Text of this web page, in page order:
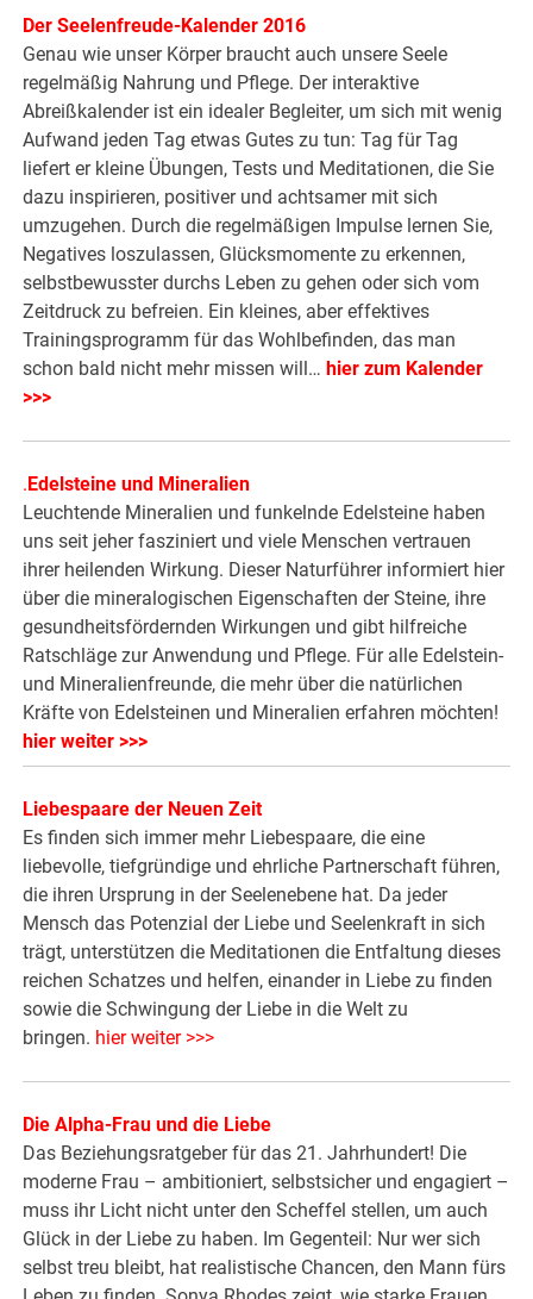
Der Seelenfreude-Kalender 2016
Genau wie unser Körper braucht auch unsere Seele
regelmäßig Nahrung und Pflege. Der interaktive
Abreißkalender ist ein idealer Begleiter, um sich mit wenig
Aufwand jeden Tag etwas Gutes zu tun: Tag für Tag
liefert er kleine Übungen, Tests und Meditationen, die Sie
dazu inspirieren, positiver und achtsamer mit sich
umzugehen. Durch die regelmäßigen Impulse lernen Sie,
Negatives loszulassen, Glücksmomente zu erkennen,
selbstbewusster durchs Leben zu gehen oder sich vom
Zeitdruck zu befreien. Ein kleines, aber effektives
Trainingsprogramm für das Wohlbefinden, das man
schon bald nicht mehr missen will… hier zum Kalender
>>>
. Edelsteine und Mineralien
Leuchtende Mineralien und funkelnde Edelsteine haben
uns seit jeher fasziniert und viele Menschen vertrauen
ihrer heilenden Wirkung. Dieser Naturführer informiert hier
über die mineralogischen Eigenschaften der Steine, ihre
gesundheitsfördernden Wirkungen und gibt hilfreiche
Ratschläge zur Anwendung und Pflege. Für alle Edelstein-
und Mineralienfreunde, die mehr über die natürlichen
Kräfte von Edelsteinen und Mineralien erfahren möchten!
hier weiter >>>
Liebespaare der Neuen Zeit
Es finden sich immer mehr Liebespaare, die eine
liebevolle, tiefgründige und ehrliche Partnerschaft führen,
die ihren Ursprung in der Seelenebene hat. Da jeder
Mensch das Potenzial der Liebe und Seelenkraft in sich
trägt, unterstützen die Meditationen die Entfaltung dieses
reichen Schatzes und helfen, einander in Liebe zu finden
sowie die Schwingung der Liebe in die Welt zu
bringen. hier weiter >>>
Die Alpha-Frau und die Liebe
Das Beziehungsratgeber für das 21. Jahrhundert! Die
moderne Frau – ambitioniert, selbstsicher und engagiert –
muss ihr Licht nicht unter den Scheffel stellen, um auch
Glück in der Liebe zu haben. Im Gegenteil: Nur wer sich
selbst treu bleibt, hat realistische Chancen, den Mann fürs